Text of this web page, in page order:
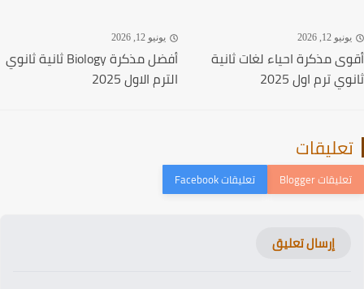
12, 2026
مذكرة احياء لغات ثانية
ترم اول 2025
يونيو 12, 2026
أفضل مذكرة Biology ثانية ثانوي
الترم الاول 2025
إرسال تعليق